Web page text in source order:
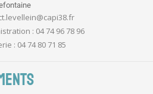
: 04 74 96 78 96
: 04 74 80 71 85